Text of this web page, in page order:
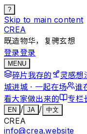
?
Skip to main content
CREA
既造物华，复骋玄想
登录登录
MENU
碎片我存的 灵感想
城进城 · 一起在场 谁
看大家做出来的 专栏
EN / JA / 中文
CREA
info@crea.website